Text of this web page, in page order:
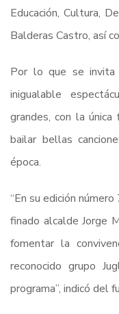
Educación, Cultura,
Balderas Castro, así
Por lo que se
inigualable
grandes, con la
bailar bellas
época.
“En su edición
finado alcalde Jorge
fomentar la
reconocido grupo
programa”, indicó del